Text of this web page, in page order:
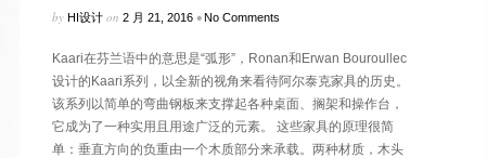
by HI设计on 2 月 21, 2016 •No Comments
Kaari在芬兰语中的意思是“弧形”，Ronan和Erwan Bouroullec
设计的Kaari系列，以全新的视角来看待阿尔泰克家具的历史。
该系列以简单的弯曲钢板来支撑起各种桌面、搁架和操作台，
它成为了一种实用且用途广泛的元素。 这些家具的原理很简
单：垂直方向的负重由一个木质部分来承载。两种材质，木头